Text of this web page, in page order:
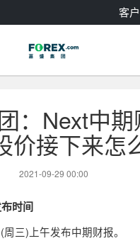
客
：Next中期
价接下来怎
2021-09-29 00:00
时间
三)上午发布中期财报。